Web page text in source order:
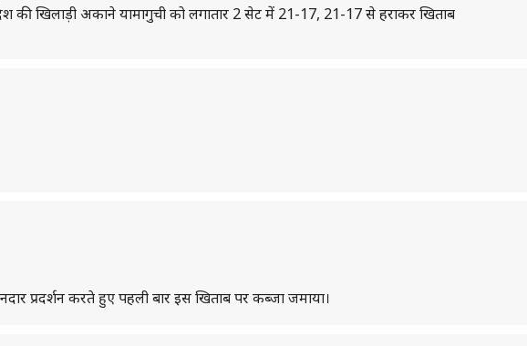
की खिलाड़ी अकाने यामागुची को लगातार 2 सेट में 21-17, 21-17 से हराकर खिताब
प्रदर्शन करते हुए पहली बार इस खिताब पर कब्जा जमाया।